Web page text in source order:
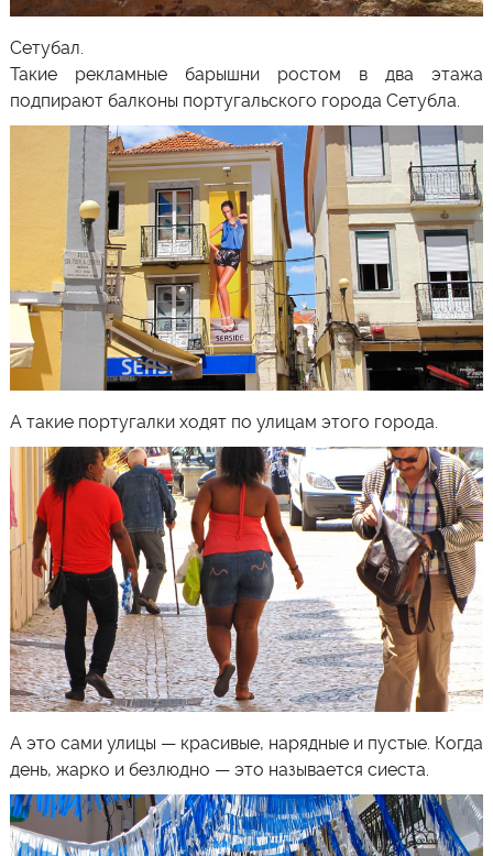
Сетубал
Такие рекламные барышни ростом в два этажа
подпирают балконы португальского города Сетубла.
А такие португалки ходят по улицам этого города.
А это сами улицы — красивые, нарядные и пустые. Когда
день, жарко и безлюдно — это называется сиеста.